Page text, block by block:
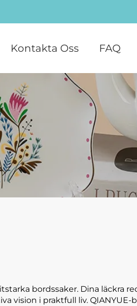
Kontakta Oss FAQ
bordssaker. Dina läckra
vision i praktfull liv.